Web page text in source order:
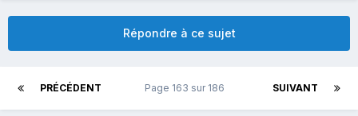
Répondre à ce sujet
PRÉCÉDENT SUIVANT
Page 163 sur 186